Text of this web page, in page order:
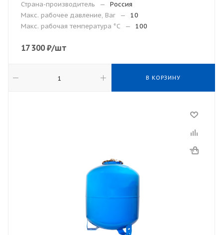
Страна-производитель —
Россия
Макс. рабочее давление, Bar
—
10
Макc. рабочая температура °С
— 100
17 300₽/шт
В КОРЗИНУ